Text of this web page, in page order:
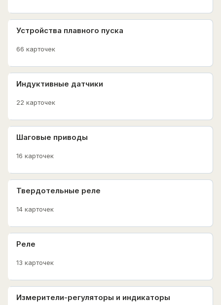
Устройства плавного пуска
66 карточек
Индуктивные датчики
22 карточек
Шаговые приводы
16 карточек
Твердотельные реле
14 карточек
Реле
13 карточек
Измерители-регуляторы и индикаторы